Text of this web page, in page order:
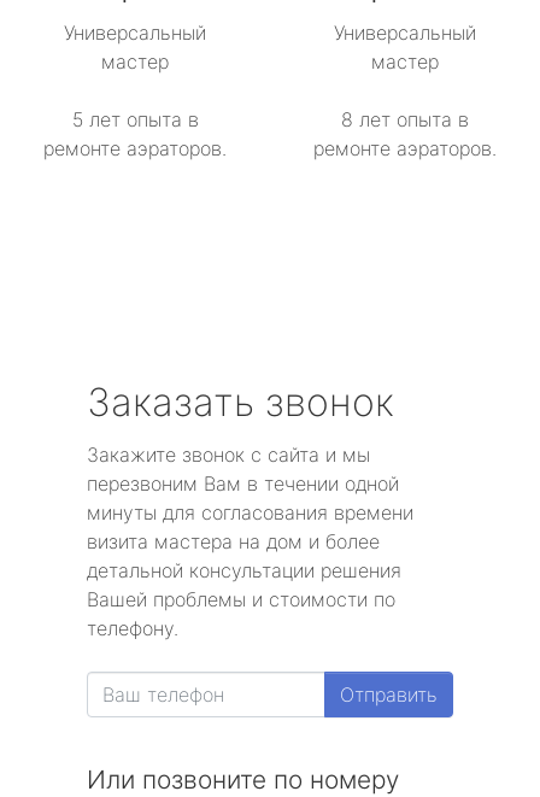
Универсальный
мастер
5 лет опыта в
ремонте аэраторов.
Универсальный
мастер
8 лет опыта в
ремонте аэраторов.
Заказать звонок
Закажите звонок с сайта и мы
перезвоним Вам в течении одной
минуты для согласования времени
визита мастера на дом и более
детальной консультации решения
Вашей проблемы и стоимости по
телефону.
Отправить
Или позвоните по номеру